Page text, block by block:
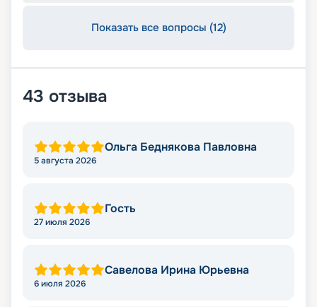
Показать все вопросы (12)
43 отзыва
Ольга Беднякова Павловна
5 августа 2026
Гость
27 июля 2026
Савелова Ирина Юрьевна
6 июля 2026